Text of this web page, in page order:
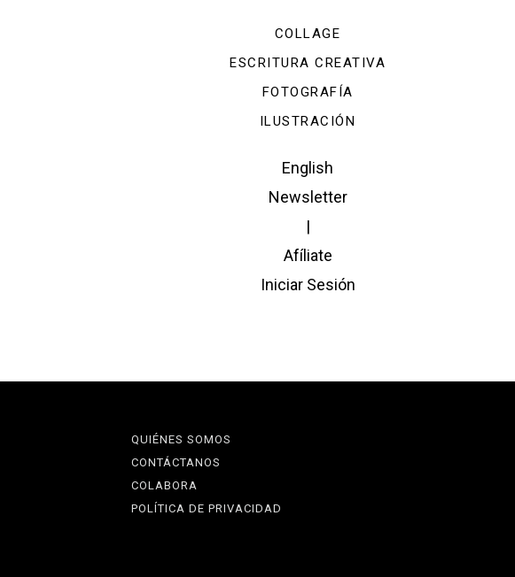
COLLAGE
ESCRITURA CREATIVA
FOTOGRAFÍA
ILUSTRACIÓN
English
Newsletter
|
Afíliate
Iniciar Sesión
QUIÉNES SOMOS
CONTÁCTANOS
COLABORA
POLÍTICA DE PRIVACIDAD